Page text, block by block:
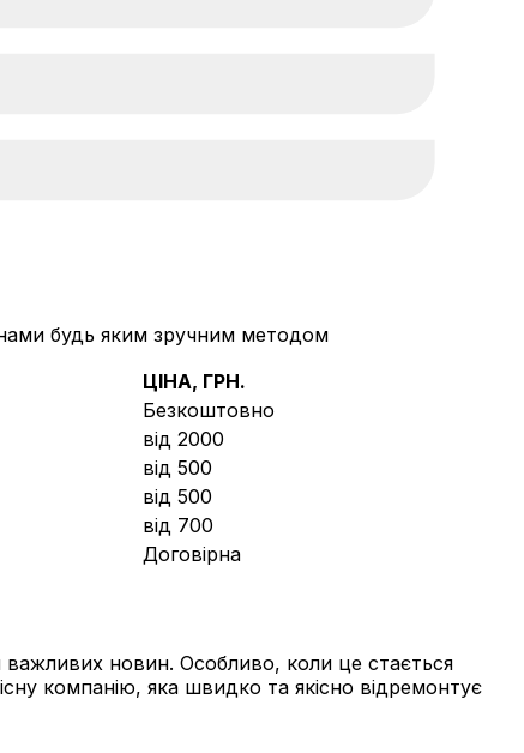
будь яким зручним методом
ЦІНА, ГРН.
Безкоштовно
від 2000
від 500
від 500
від 700
Договірна
новин. Особливо, коли це стається
компанію, яка швидко та якісно відремонтує